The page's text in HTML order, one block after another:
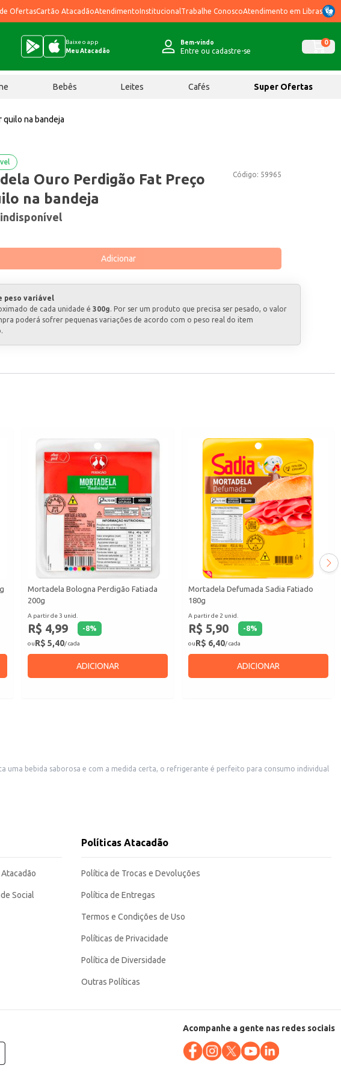
OfertasCartão AtacadãoAtendimentoInstitucional Trabalhe ConoscoAtendimento em Libras
Baixe o app
Meu Atacadão
Bem-vindo
Entre ou cadastre-se
0
Bebês Leites Cafés Super Ofertas
quilo na bandeja
Código: 59965
Ouro Perdigão Fat Preço
na bandeja
Adicionar
peso variável
de cada unidade é 300g. Por ser um produto que precisa ser pesado, o valor
poderá sofrer pequenas variações de acordo com o peso real do item
Mortadela Bologna Perdigão Fatiada
200g
A partir de 3 unid.
R$ 4,99 -8%
ouR$ 5,40/ cada
ADICIONAR
Mortadela Defumada Sadia Fatiado
180g
A partir de 2 unid.
R$ 5,90 -8%
ouR$ 6,40/ cada
ADICIONAR
uma bebida saborosa e com a medida certa, o refrigerante é perfeito para consumo individual
Social
Políticas Atacadão
Política de Trocas e Devoluções
Política de Entregas
Termos e Condições de Uso
Políticas de Privacidade
Política de Diversidade
Outras Políticas
Acompanhe a gente nas redes sociais